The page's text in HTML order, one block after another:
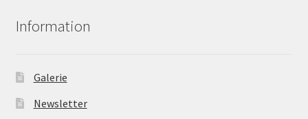
Information
Galerie
Newsletter